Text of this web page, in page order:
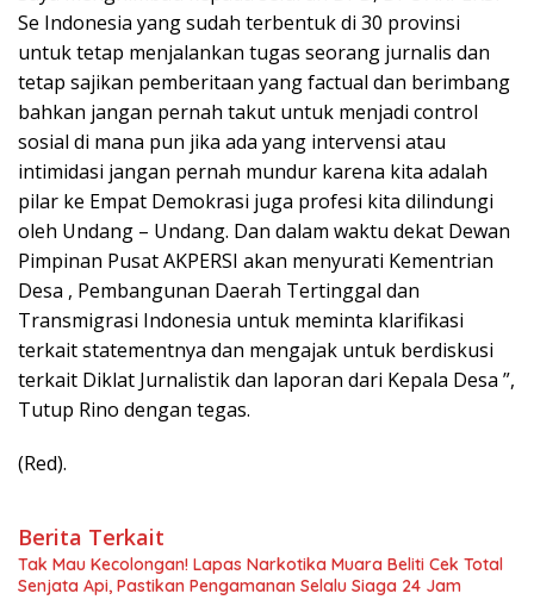
Se Indonesia yang sudah terbentuk di 30 provinsi
untuk tetap menjalankan tugas seorang jurnalis dan
tetap sajikan pemberitaan yang factual dan berimbang
bahkan jangan pernah takut untuk menjadi control
sosial di mana pun jika ada yang intervensi atau
intimidasi jangan pernah mundur karena kita adalah
pilar ke Empat Demokrasi juga profesi kita dilindungi
oleh Undang – Undang. Dan dalam waktu dekat Dewan
Pimpinan Pusat AKPERSI akan menyurati Kementrian
Desa , Pembangunan Daerah Tertinggal dan
Transmigrasi Indonesia untuk meminta klarifikasi
terkait statementnya dan mengajak untuk berdiskusi
terkait Diklat Jurnalistik dan laporan dari Kepala Desa ”,
Tutup Rino dengan tegas.
(Red).
Berita Terkait
Tak Mau Kecolongan! Lapas Narkotika Muara Beliti Cek Total
Senjata Api, Pastikan Pengamanan Selalu Siaga 24 Jam